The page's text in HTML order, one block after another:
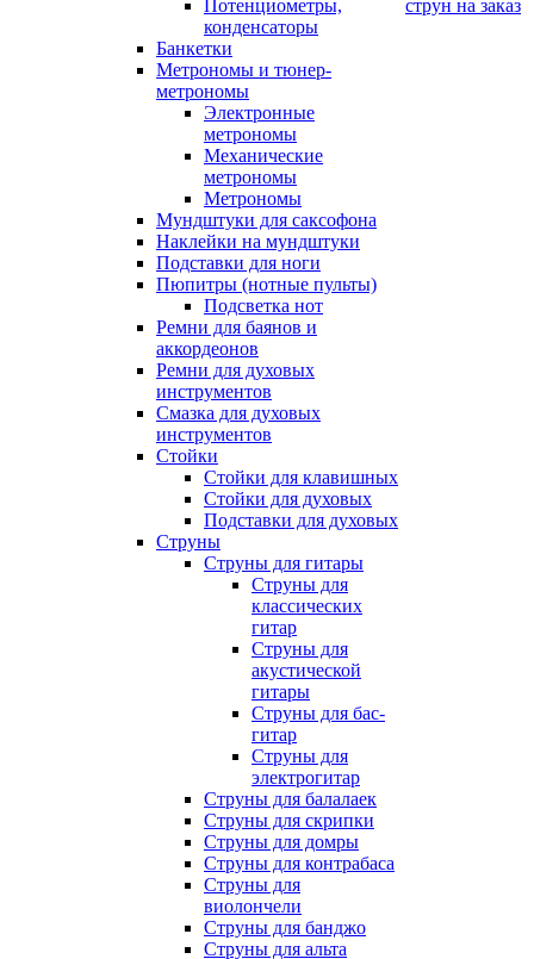
Потенциометры,
конденсаторы
Банкетки
Метрономы и тюнер-
метрономы
Электронные
метрономы
Механические
метрономы
Метрономы
Мундштуки для саксофона
Наклейки на мундштуки
Подставки для ноги
Пюпитры (нотные пульты)
Подсветка нот
Ремни для баянов и
аккордеонов
Ремни для духовых
инструментов
Смазка для духовых
инструментов
Стойки
Стойки для клавишных
Стойки для духовых
Подставки для духовых
Струны
Струны для гитары
Струны для
классических
гитар
Струны для
акустической
гитары
Струны для бас-
гитар
Струны для
электрогитар
Струны для балалаек
Струны для скрипки
Струны для домры
Струны для контрабаса
Струны для
виолончели
Струны для банджо
Струны для альта
струн на заказ